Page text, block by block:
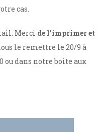
cas.
Merci de l’imprimer et
le remettre le 20/9 à
ou dans notre boite aux